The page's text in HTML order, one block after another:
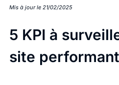
Mis à jour le 21/02/2025
5 KPI à
site